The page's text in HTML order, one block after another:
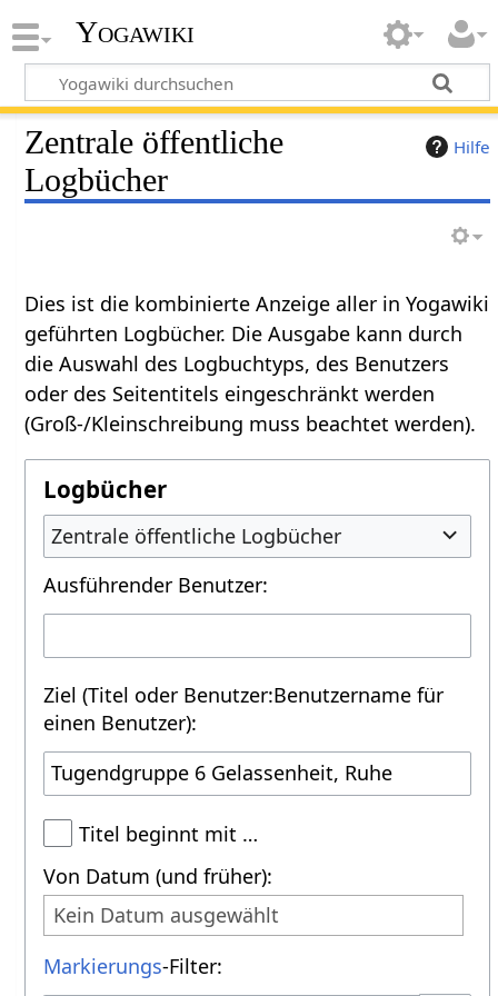
Yogawiki
Hilfe
Zentrale öffentliche
Logbücher
Dies ist die kombinierte Anzeige aller in Yogawiki
geführten Logbücher. Die Ausgabe kann durch
die Auswahl des Logbuchtyps, des Benutzers
oder des Seitentitels eingeschränkt werden
(Groß-/Kleinschreibung muss beachtet werden).
Logbücher
Zentrale öffentliche Logbücher
Ausführender Benutzer:
Ziel (Titel oder Benutzer:Benutzername für
einen Benutzer):
Titel beginnt mit …
Von Datum (und früher):
Kein Datum ausgewählt
Markierungs-Filter: